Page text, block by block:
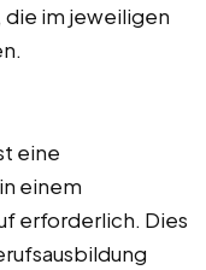
die im jeweiligen
eine
einem
erforderlich. Dies